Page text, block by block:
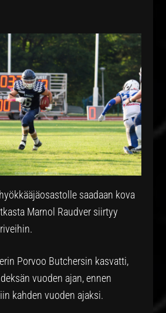
saadaan kova
Marnol Raudver siirtyy
Porvoo Butchersin kasvatti,
vuoden ajan, ennen
kahden vuoden ajaksi.